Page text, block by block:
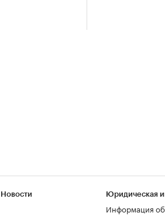
Юридическая
Информация